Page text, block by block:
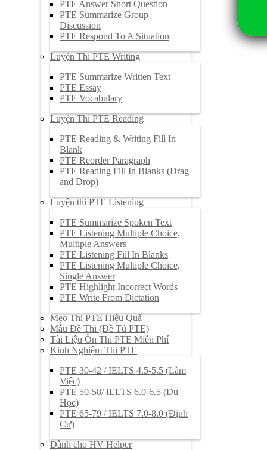
PTE Answer Short Question
PTE Summarize Group
Discussion
PTE Respond To A Situation
Luyện Thi PTE Writing
PTE Summarize Written Text
PTE Essay
PTE Vocabulary
Luyện Thi PTE Reading
PTE Reading & Writing Fill In
Blank
PTE Reorder Paragraph
PTE Reading Fill In Blanks (Drag
and Drop)
Luyện thi PTE Listening
PTE Summarize Spoken Text
PTE Listening Multiple Choice,
Multiple Answers
PTE Listening Fill In Blanks
PTE Listening Multiple Choice,
Single Answer
PTE Highlight Incorrect Words
PTE Write From Dictation
Mẹo Thi PTE Hiệu Quả
Mẫu Đề Thi (Đề Tủ PTE)
Tài Liệu Ôn Thi PTE Miễn Phí
Kinh Nghiệm Thi PTE
PTE 30-42 / IELTS 4.5-5.5 (Làm
Việc)
PTE 50-58/ IELTS 6.0-6.5 (Du
Học)
PTE 65-79 / IELTS 7.0-8.0 (Định
Cư)
Dành cho HV Helper